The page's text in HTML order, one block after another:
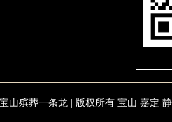
山殡葬一条龙 | 版权所有 宝山 嘉定